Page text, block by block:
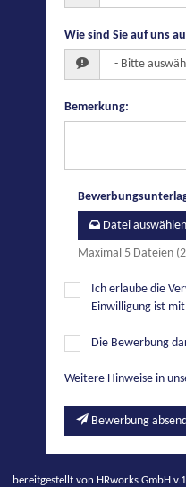
Wie sind Sie auf uns
Bemerkung:
Datei auswählen
Maximal 5 Dateien
Ich erlaube die
Einwilligung ist
Die Bewerbung
Weitere Hinweise in
Bewerbung
bereitgestellt von HRworks GmbH